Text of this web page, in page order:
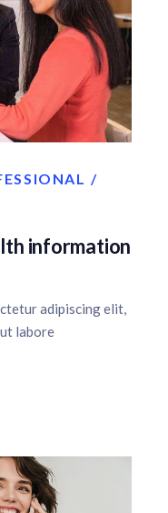
information
adipiscing elit,
labore